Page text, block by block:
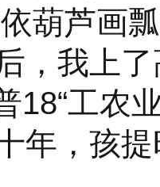
葫芦画
，我上了
18“工农
年，孩提